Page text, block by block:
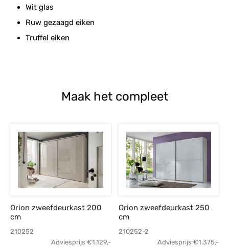
Wit glas
Ruw gezaagd eiken
Truffel eiken
Maak het compleet
Orion zweefdeurkast 200
cm
210252
Adviesprijs €1.129,-
Orion zweefdeurkast 250
cm
210252-2
Adviesprijs €1.375,-